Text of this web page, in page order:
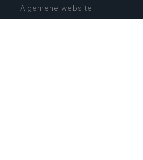
Algemene website